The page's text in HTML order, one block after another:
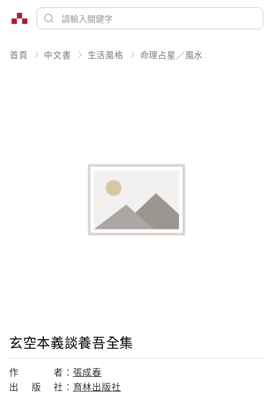
首頁 中文書 生活風格 命理占星／風水
玄空本義談養吾全集
作 者： 張成春
出
版 社： 育林出版社